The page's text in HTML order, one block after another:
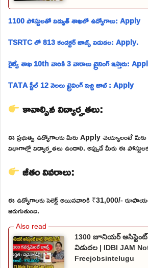
1100 పోస్టులతో విద్యుత్ శాఖలో ఉద్యోగాలు: Apply
TSRTC లో 813 కండక్టర్ జాబ్స్ విడుదల: Apply.
రైల్వే శాఖ 10th వారికి 3 వారాలు ట్రైనింగ్ ఇస్తారు:
TATA స్టీల్ 12 నెలలు ట్రైనింగ్ ఇచ్చి జాబ్ : Apply
కావాల్సిన విద్యార్హతలు:
ఈ ప్రభుత్వ ఉద్యోగాలకు మీరు Apply చెయ్యాలంటే
విభాగాల్లో విద్యార్హతలు ఉండాలి. అప్పుడే మీరు ఈ
జీతం వివరాలు:
ఈ ఉద్యోగాలకు సెలెక్ట్ అయినవారికి ₹31,000/-
జరుగుతుంది.
1300 జూనియర్
విడుదల | IDBI JAM
Freejobsintelugu